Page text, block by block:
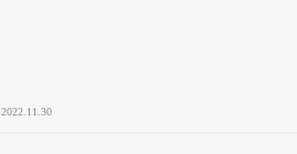
2022.11.30